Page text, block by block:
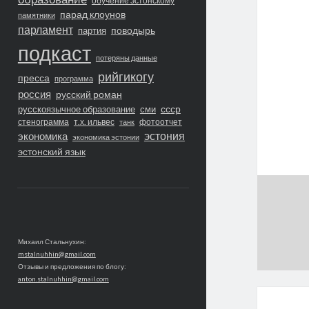
памятники парад клоунов
парламент партия поводырь
подкаст потеряны данные
пресса программа рийгикогу
россия русский роман
русскоязычное образование сми ссср
стенограмма т.х. ильвес танк фотоотчет
экономика экономика эстонии эстония
эстонский язык
Михаил Стальнухин:
mstalnuhhin@gmail.com
Отзывы и предложения по блогу:
anton.stalnuhhin@gmail.com